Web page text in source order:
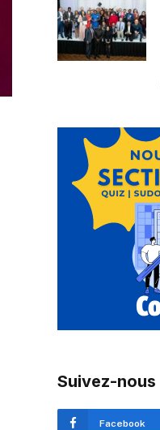
Suivez-nous
Facebook